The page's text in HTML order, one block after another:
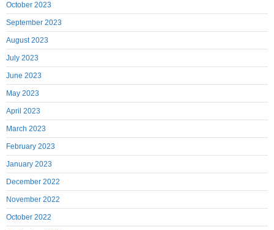
October 2023
September 2023
August 2023
July 2023
June 2023
May 2023
April 2023
March 2023
February 2023
January 2023
December 2022
November 2022
October 2022